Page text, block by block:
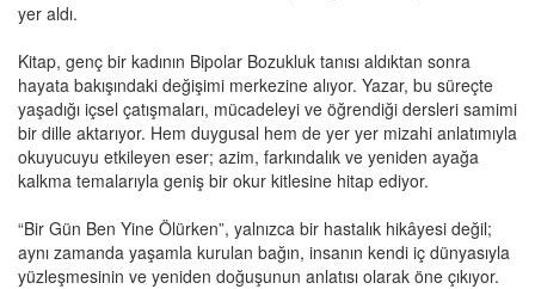
yer aldı.
Kitap, genç bir kadının Bipolar Bozukluk tanısı aldıktan sonra
hayata bakışındaki değişimi merkezine alıyor. Yazar, bu süreçte
yaşadığı içsel çatışmaları, mücadeleyi ve öğrendiği dersleri samimi
bir dille aktarıyor. Hem duygusal hem de yer yer mizahi anlatımıyla
okuyucuyu etkileyen eser; azim, farkındalık ve yeniden ayağa
kalkma temalarıyla geniş bir okur kitlesine hitap ediyor.
“Bir Gün Ben Yine Ölürken”, yalnızca bir hastalık hikâyesi değil;
aynı zamanda yaşamla kurulan bağın, insanın kendi iç dünyasıyla
yüzleşmesinin ve yeniden doğuşunun anlatısı olarak öne çıkıyor.